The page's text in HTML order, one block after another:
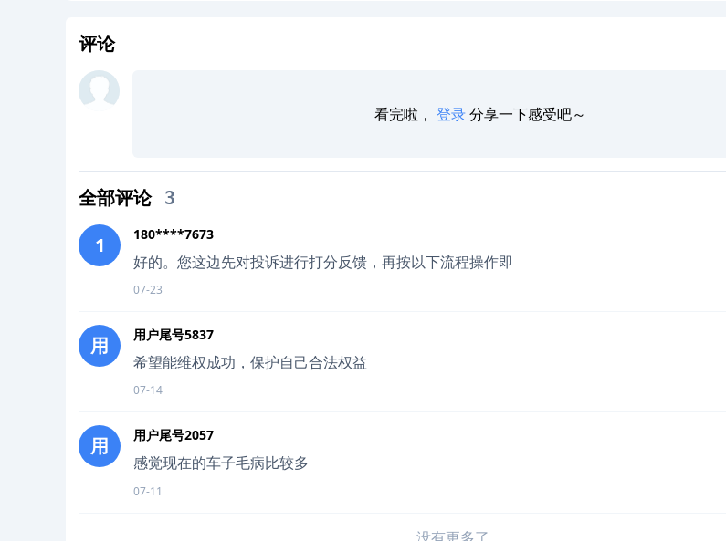
评论
看完啦， 登录分享一下感受吧～
全部评论 3
1 180****7673
好的。您这边先对投诉进行打分反馈，再按以下流程操作即
07-23
用 用户尾号5837
希望能维权成功，保护自己合法权益
07-14
用 用户尾号2057
感觉现在的车子毛病比较多
07-11
没有更多了